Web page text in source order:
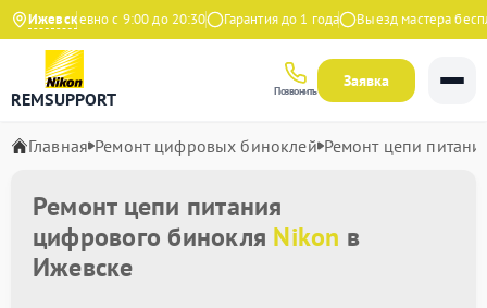
Ижевск
Ежедневно с 9:00 до 20:30 Гарантия до 1 года Выезд мастера
REMSUPPORT Позвонить
Заявка
Главная Ремонт цифровых биноклей Ремонт цепи
Ремонт цепи питания
цифрового бинокля Nikon в
Ижевске